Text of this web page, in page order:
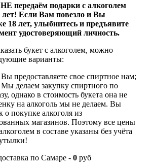
передаём подарки с алкоголем
Если Вам повезло и Вы
18 лет, улыбнитесь и предъявите
удостоверяющий личность.
букет с алкоголем, можно
варианты:
предоставляете свое спиртное нам;
делаем закупку спиртного по
однако в стоимость букета она не
на алкоголь мы не делаем. Вы
о покупке алкоголя из
магазинов. Поэтому все цены
в составе указаны без учёта
по Самаре - 0 руб